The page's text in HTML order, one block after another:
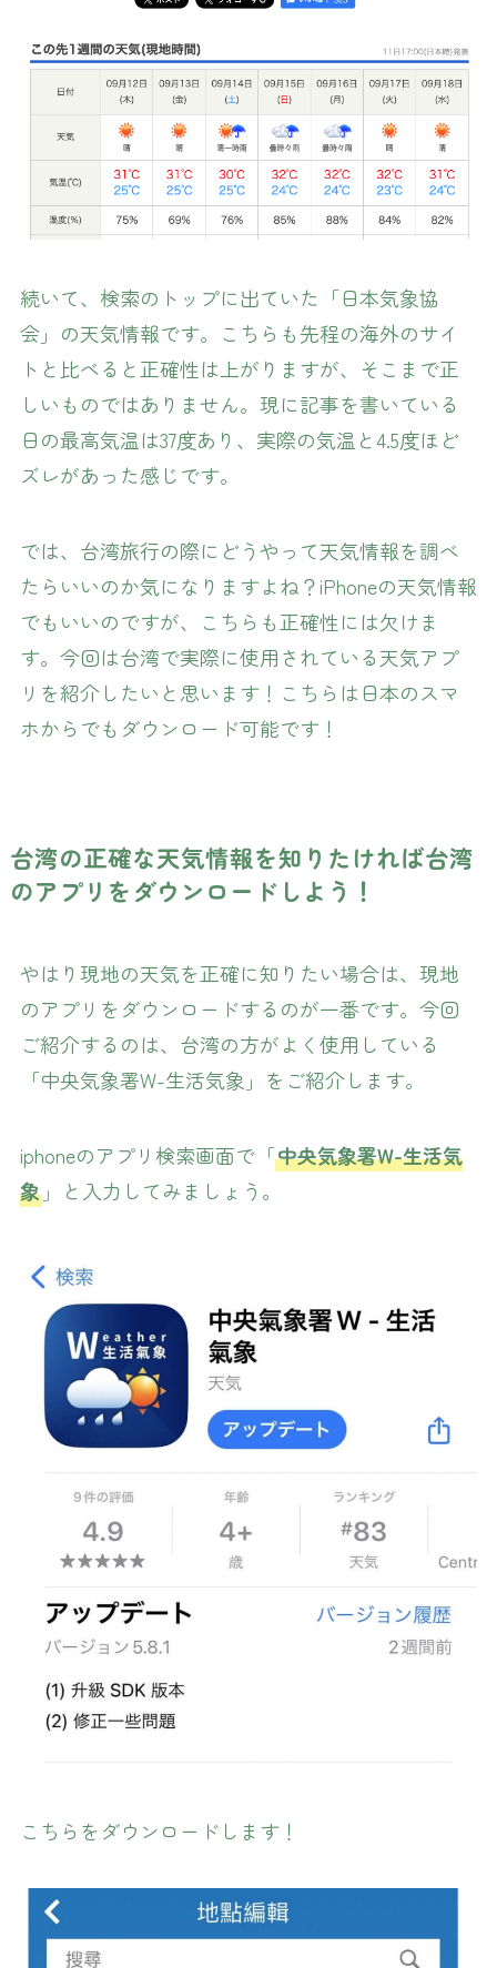
続いて、検索のトップに出ていた「日本気象協
会」の天気情報です。こちらも先程の海外のサイ
トと比べると正確性は上がりますが、そこまで正
しいものではありません。現に記事を書いている
日の最高気温は37度あり、実際の気温と4.5度ほど
ズレがあった感じです。
では、台湾旅行の際にどうやって天気情報を調べ
たらいいのか気になりますよね？iPhoneの天気情報
でもいいのですが、こちらも正確性には欠けま
す。今回は台湾で実際に使用されている天気アプ
リを紹介したいと思います！こちらは日本のスマ
ホからでもダウンロード可能です！
台湾の正確な天気情報を知りたければ台湾
のアプリをダウンロードしよう！
やはり現地の天気を正確に知りたい場合は、現地
のアプリをダウンロードするのが一番です。今回
ご紹介するのは、台湾の方がよく使用している
「中央気象署W-生活気象」をご紹介します。
iphoneのアプリ検索画面で「中央気象署W-生活気
象」と入力してみましょう。
こちらをダウンロードします！